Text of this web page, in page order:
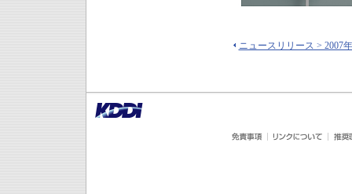
ニュースリリース > 2007年